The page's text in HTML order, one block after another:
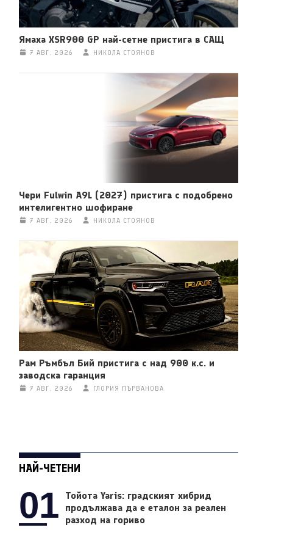
Ямаха XSR900 GP най-сетне пристига в САЩ
7 АВГ. 2026 НИКОЛА СТОЯНОВ
Чери Fulwin A9L (2027) пристига с подобрено
интелигентно шофиране
7 АВГ. 2026 НИКОЛА СТОЯНОВ
Рам Ръмбъл Бий пристига с над 900 к.с. и
заводска гаранция
7 АВГ. 2026 ГЛОРИЯ ПЪРВАНОВА
НАЙ-ЧЕТЕНИ
01
Тойота Yaris: градският хибрид
продължава да е еталон за реален
разход на гориво